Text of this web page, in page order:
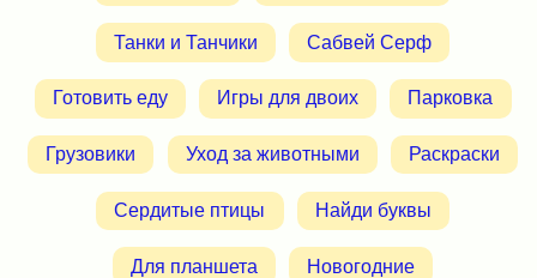
Танки и Танчики Сабвей Серф
Готовить еду Игры для двоих Парковка
Грузовики Уход за животными Раскраски
Сердитые птицы Найди буквы
Для планшета Новогодние